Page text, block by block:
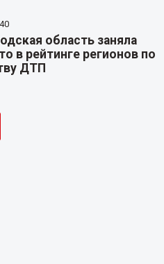
область заняла
в рейтинге регионов по
ДТП